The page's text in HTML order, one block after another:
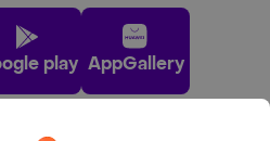
play AppGallery